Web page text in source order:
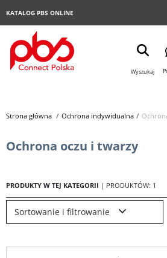
KATALOG PBS ONLINE
Wyszukaj
Strona główna> Ochrona indywidualna>
Ochrona oczu i twarzy
PRODUKTY W TEJ KATEGORII | PRODUKTÓW: 1
Sortowanie i filtrowanie